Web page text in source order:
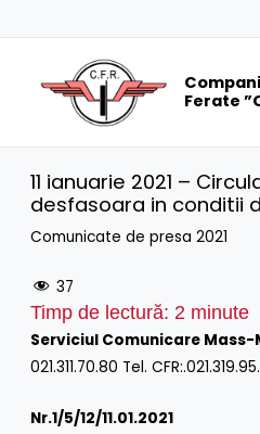
Ferate
11 ianuarie 2021 –
desfasoara in conditii
Comunicate de presa 2021
37
Timp de lectură: 2 minute
Serviciul Comunicare Mass-
021.311.70.80 Tel.
Nr.1/5/12/11.01.2021